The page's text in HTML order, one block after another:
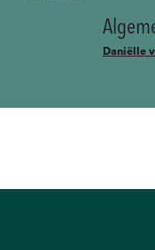
Daniëlle